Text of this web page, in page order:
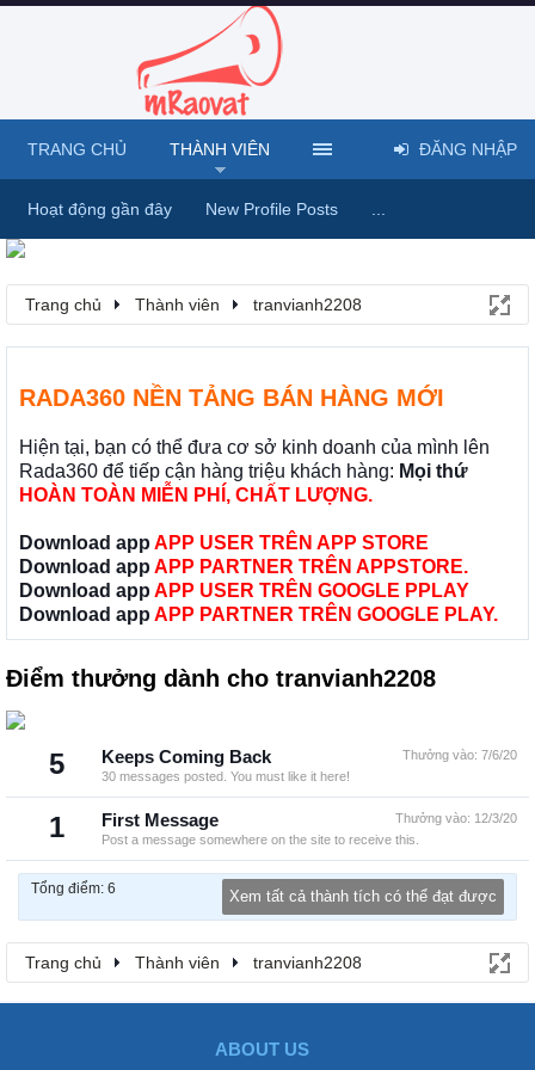
Trang chủ Thành viên tranvianh2208
RADA360 NỀN TẢNG BÁN HÀNG MỚI
Hiện tại, bạn có thể đưa cơ sở kinh doanh của mình lên
Rada360 để tiếp cận hàng triệu khách hàng: Mọi thứ
HOÀN TOÀN MIỄN PHÍ, CHẤT LƯỢNG.
Download app APP USER TRÊN APP STORE
Download app APP PARTNER TRÊN APPSTORE.
Download app APP USER TRÊN GOOGLE PPLAY
Download app APP PARTNER TRÊN GOOGLE PLAY.
Điểm thưởng dành cho tranvianh2208
5 Thưởng vào: 7/6/20
Keeps Coming Back
30 messages posted. You must like it here!
1 Thưởng vào: 12/3/20
First Message
Post a message somewhere on the site to receive this.
Tổng điểm: 6 Xem tất cả thành tích có thể đạt được
Trang chủ Thành viên tranvianh2208
TRANG CHỦ THÀNH VIÊN
Hoạt động gần đây New Profile Posts
ĐĂNG NHẬP
ABOUT US